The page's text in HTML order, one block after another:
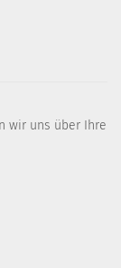
wir uns über Ihre